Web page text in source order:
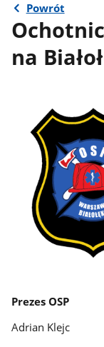
Powrót
na
Prezes OSP
Adrian Klejc